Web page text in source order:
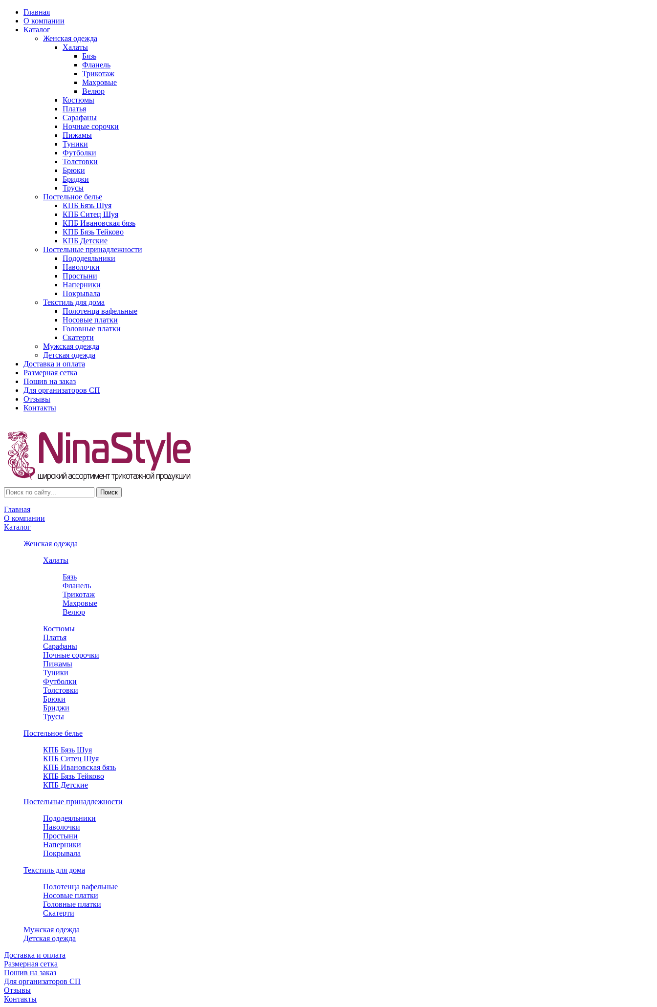
Главная
О компании
Каталог
Женская одежда
Халаты
Бязь
Фланель
Трикотаж
Махровые
Велюр
Костюмы
Платья
Сарафаны
Ночные сорочки
Пижамы
Туники
Футболки
Толстовки
Брюки
Бриджи
Трусы
Постельное белье
КПБ Бязь Шуя
КПБ Ситец Шуя
КПБ Ивановская бязь
КПБ Бязь Тейково
КПБ Детские
Постельные принадлежности
Пододеяльники
Наволочки
Простыни
Наперники
Покрывала
Текстиль для дома
Полотенца вафельные
Носовые платки
Головные платки
Скатерти
Мужская одежда
Детская одежда
Доставка и оплата
Размерная сетка
Пошив на заказ
Для организаторов СП
Отзывы
Контакты
Главная
О компании
Каталог
Женская одежда
Халаты
Бязь
Фланель
Трикотаж
Махровые
Велюр
Костюмы
Платья
Сарафаны
Ночные сорочки
Пижамы
Туники
Футболки
Толстовки
Брюки
Бриджи
Трусы
Постельное белье
КПБ Бязь Шуя
КПБ Ситец Шуя
КПБ Ивановская бязь
КПБ Бязь Тейково
КПБ Детские
Постельные принадлежности
Пододеяльники
Наволочки
Простыни
Наперники
Покрывала
Текстиль для дома
Полотенца вафельные
Носовые платки
Головные платки
Скатерти
Мужская одежда
Детская одежда
Доставка и оплата
Размерная сетка
Пошив на заказ
Для организаторов СП
Отзывы
Контакты